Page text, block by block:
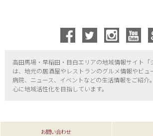
高田馬場・早稲田・目白エリアの地域情報サイト「
は、地元の居酒屋やレストランのグルメ情報やビュ
病院、ニュース、イベントなどの生活情報をご紹介
心に地域活性化を目指しています。
お問い合わせ